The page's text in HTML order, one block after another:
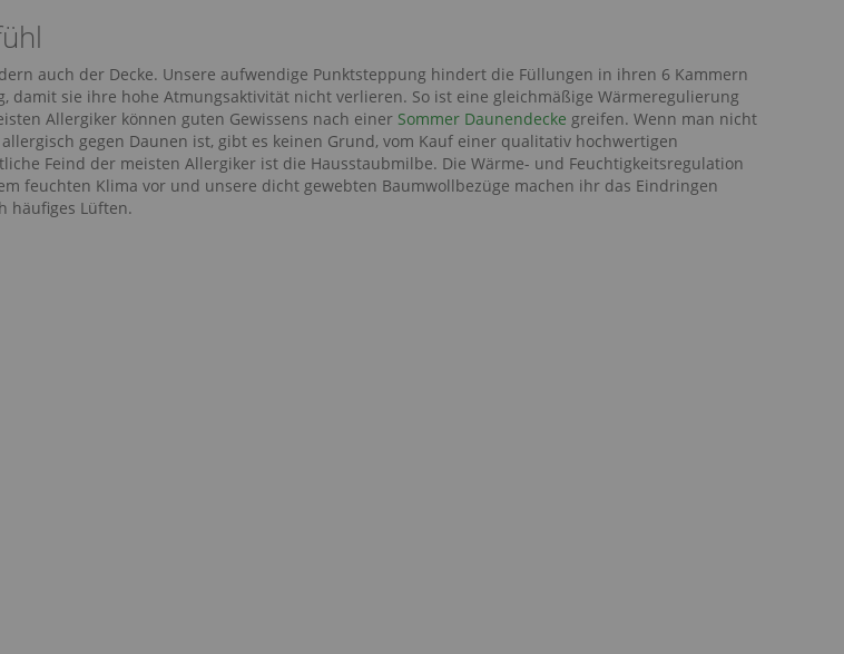
auch der Decke. Unsere aufwendige Punktsteppung hindert die Füllungen in ihren 6 Kammern
damit sie ihre hohe Atmungsaktivität nicht verlieren. So ist eine gleichmäßige Wärmeregulierung
Allergiker können guten Gewissens nach einer Sommer Daunendecke greifen. Wenn man nicht
allergisch gegen Daunen ist, gibt es keinen Grund, vom Kauf einer qualitativ hochwertigen
Feind der meisten Allergiker ist die Hausstaubmilbe. Die Wärme- und Feuchtigkeitsregulation
feuchten Klima vor und unsere dicht gewebten Baumwollbezüge machen ihr das Eindringen
häufiges Lüften.